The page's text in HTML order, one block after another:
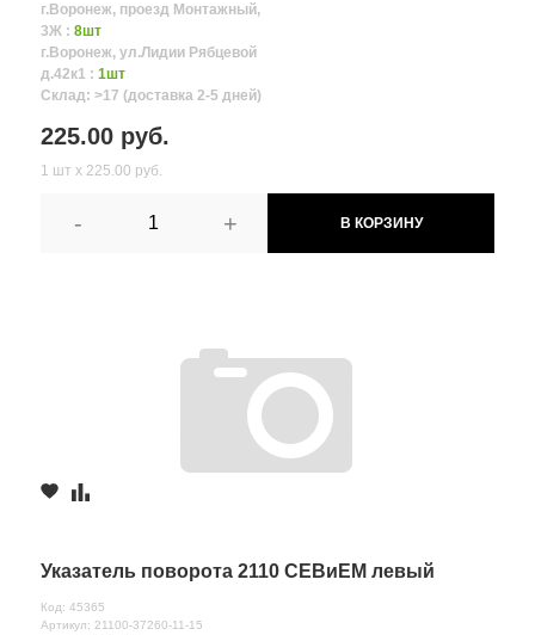
г.Воронеж, проезд Монтажный,
3Ж : 8шт
г.Воронеж, ул.Лидии Рябцевой
д.42к1 : 1шт
Склад: >17 (доставка 2-5 дней)
225.00 руб.
1 шт х 225.00 руб.
- + В КОРЗИНУ
Указатель поворота 2110 СЕВиЕМ левый
Код: 45365
Артикул: 21100-37260-11-15